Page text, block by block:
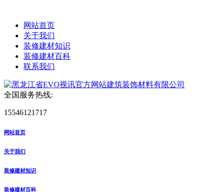
网站首页
关于我们
装修建材知识
装修建材百科
联系我们
全国服务热线:
15546121717
网站首页
关于我们
装修建材知识
装修建材百科